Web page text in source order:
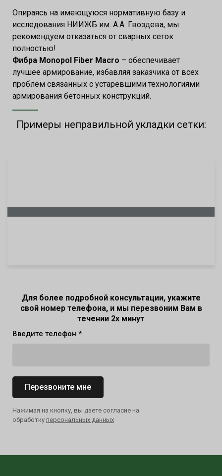
Опираясь на имеющуюся нормативную базу и
исследования НИИЖБ им. А.А. Гвоздева, мы
рекомендуем отказаться от сварных сеток
полностью!
Фибра Monopol Fiber Macro – обеспечивает
лучшее армирование, избавляя заказчика от всех
проблем связанных с устаревшими технологиями
армирования бетонных конструкций.
Примеры неправильной укладки сетки:
Для более подробной консультации, укажите
свой номер телефона, и мы перезвоним Вам в
течении 2х минут
Введите телефон *
Перезвоните мне
Нажимая на кнопку, вы даете согласие на
обработку персональных данных